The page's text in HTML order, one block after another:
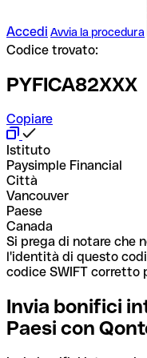
Accedi Avvia la procedura
Codice trovato:
PYFICA82XXX
Copiare
Istituto
Paysimple Financial
Città
Vancouver
Paese
Canada
Si prega di notare che
l'identità di questo
codice SWIFT corretto
Invia bonifici
Paesi con